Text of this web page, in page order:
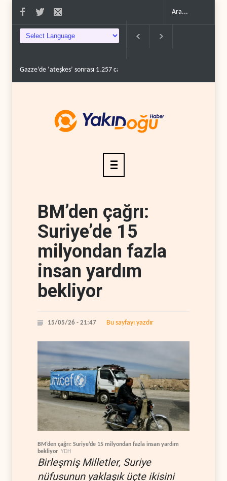
Gazze’de ‘ateşkes’ sonrası 1.257 can kaybı..
BM’den çağrı:
Suriye’de 15
milyondan fazla
insan yardım
bekliyor
15/05/26 - 21:47 Bu sayfayı yazdır
BM’den çağrı: Suriye’de 15 milyondan fazla insan yardım
bekliyor YDH
Birleşmiş Milletler, Suriye
nüfusunun yaklaşık üçte ikisini